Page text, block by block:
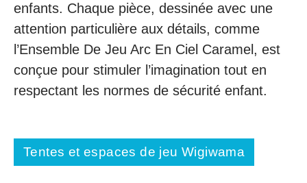
enfants. Chaque pièce, dessinée avec une
attention particulière aux détails, comme
l’Ensemble De Jeu Arc En Ciel Caramel, est
conçue pour stimuler l’imagination tout en
respectant les normes de sécurité enfant.
Tentes et espaces de jeu Wigiwama